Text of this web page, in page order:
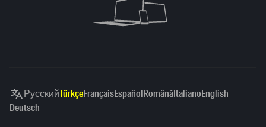
РусскийTürkçeFrançaisEspañolRomânăItalianoEnglish
Deutsch